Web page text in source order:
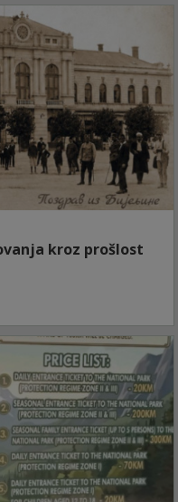
kroz prošlost